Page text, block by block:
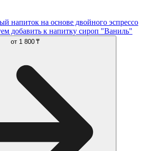
напиток на основе двойного эспрессо
добавить к напитку сироп "Ваниль"
от 1 800 ₸